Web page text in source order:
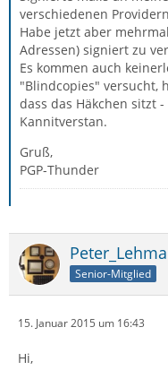
verschiedenen
Habe jetzt aber
Adressen) signiert zu
Es kommen auch
"Blindcopies" versucht,
dass das Häkchen sitzt
Kannitverstan.
Gruß,
PGP-Thunder
Senior-Mitglied
15. Januar 2015 um 16:43
Hi,